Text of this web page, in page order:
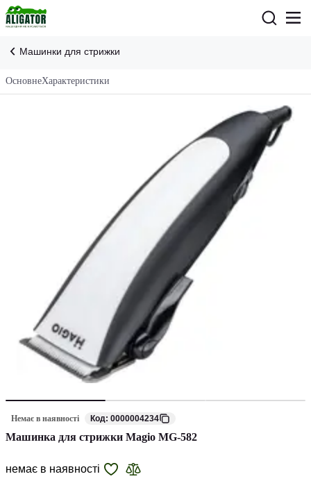
Машинки для стрижки
ОсновнеХарактеристики
Немає в наявності Код: 0000004234
Машинка для стрижки Magio MG-582
немає в наявності